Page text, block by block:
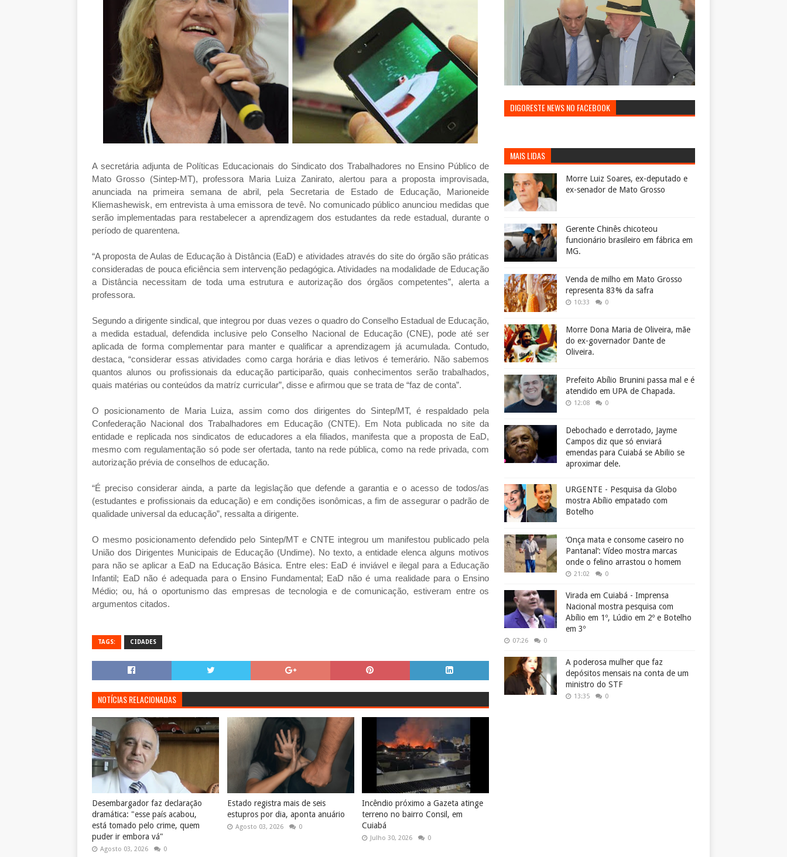
A secretária adjunta de Políticas Educacionais do Sindicato dos Trabalhadores no Ensino Público de
Mato Grosso (Sintep-MT), professora Maria Luiza Zanirato, alertou para a proposta improvisada,
anunciada na primeira semana de abril, pela Secretaria de Estado de Educação, Marioneide
Kliemashewisk, em entrevista à uma emissora de tevê. No comunicado público anunciou medidas que
serão implementadas para restabelecer a aprendizagem dos estudantes da rede estadual, durante o
período de quarentena.
“A proposta de Aulas de Educação à Distância (EaD) e atividades através do site do órgão são práticas
consideradas de pouca eficiência sem intervenção pedagógica. Atividades na modalidade de Educação
a Distância necessitam de toda uma estrutura e autorização dos órgãos competentes”, alerta a
professora.
Segundo a dirigente sindical, que integrou por duas vezes o quadro do Conselho Estadual de Educação,
a medida estadual, defendida inclusive pelo Conselho Nacional de Educação (CNE), pode até ser
aplicada de forma complementar para manter e qualificar a aprendizagem já acumulada. Contudo,
destaca, “considerar essas atividades como carga horária e dias letivos é temerário. Não sabemos
quantos alunos ou profissionais da educação participarão, quais conhecimentos serão trabalhados,
quais matérias ou conteúdos da matríz curricular”, disse e afirmou que se trata de “faz de conta”.
O posicionamento de Maria Luiza, assim como dos dirigentes do Sintep/MT, é respaldado pela
Confederação Nacional dos Trabalhadores em Educação (CNTE). Em Nota publicada no site da
entidade e replicada nos sindicatos de educadores a ela filiados, manifesta que a proposta de EaD,
mesmo com regulamentação só pode ser ofertada, tanto na rede pública, como na rede privada, com
autorização prévia de conselhos de educação.
“É preciso considerar ainda, a parte da legislação que defende a garantia e o acesso de todos/as
(estudantes e profissionais da educação) e em condições isonômicas, a fim de assegurar o padrão de
qualidade universal da educação”, ressalta a dirigente.
O mesmo posicionamento defendido pelo Sintep/MT e CNTE integrou um manifestou publicado pela
União dos Dirigentes Municipais de Educação (Undime). No texto, a entidade elenca alguns motivos
para não se aplicar a EaD na Educação Básica. Entre eles: EaD é inviável e ilegal para a Educação
Infantil; EaD não é adequada para o Ensino Fundamental; EaD não é uma realidade para o Ensino
Médio; ou, há o oportunismo das empresas de tecnologia e de comunicação, estiveram entre os
argumentos citados.
TAGS: CIDADES
NOTÍCIAS RELACIONADAS
Desembargador faz declaração
dramática: "esse país acabou,
está tomado pelo crime, quem
puder ir embora vá"
Agosto 03, 2026 0
Estado registra mais de seis
estupros por dia, aponta anuário
Agosto 03, 2026 0
Incêndio próximo a Gazeta atinge
terreno no bairro Consil, em
Cuiabá
Julho 30, 2026 0
DIGORESTE NEWS NO FACEBOOK
MAIS LIDAS
Morre Luiz Soares, ex-deputado e
ex-senador de Mato Grosso
Gerente Chinês chicoteou
funcionário brasileiro em fábrica em
MG.
Venda de milho em Mato Grosso
representa 83% da safra
10:33 0
Morre Dona Maria de Oliveira, mãe
do ex-governador Dante de
Oliveira.
Prefeito Abílio Brunini passa mal e é
atendido em UPA de Chapada.
12:08 0
Debochado e derrotado, Jayme
Campos diz que só enviará
emendas para Cuiabá se Abilio se
aproximar dele.
URGENTE - Pesquisa da Globo
mostra Abílio empatado com
Botelho
‘Onça mata e consome caseiro no
Pantanal’: Vídeo mostra marcas
onde o felino arrastou o homem
21:02 0
Virada em Cuiabá - Imprensa
Nacional mostra pesquisa com
Abílio em 1º, Lúdio em 2º e Botelho
em 3º
07:26 0
A poderosa mulher que faz
depósitos mensais na conta de um
ministro do STF
13:35 0